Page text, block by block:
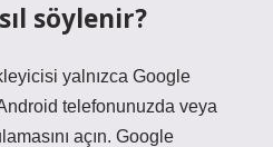
söylenir?
yalnızca Google
telefonunuzda veya
açın. Google